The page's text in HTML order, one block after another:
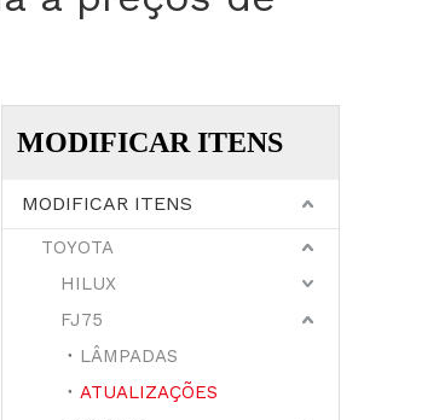
MODIFICAR ITENS
MODIFICAR ITENS
TOYOTA
HILUX
FJ75
LÂMPADAS
ATUALIZAÇÕES